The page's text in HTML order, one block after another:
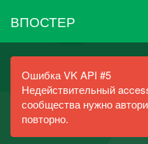
ВПОСТЕР
Ошибка VK API #5
Недействительный
сообщества нужно
повторно.